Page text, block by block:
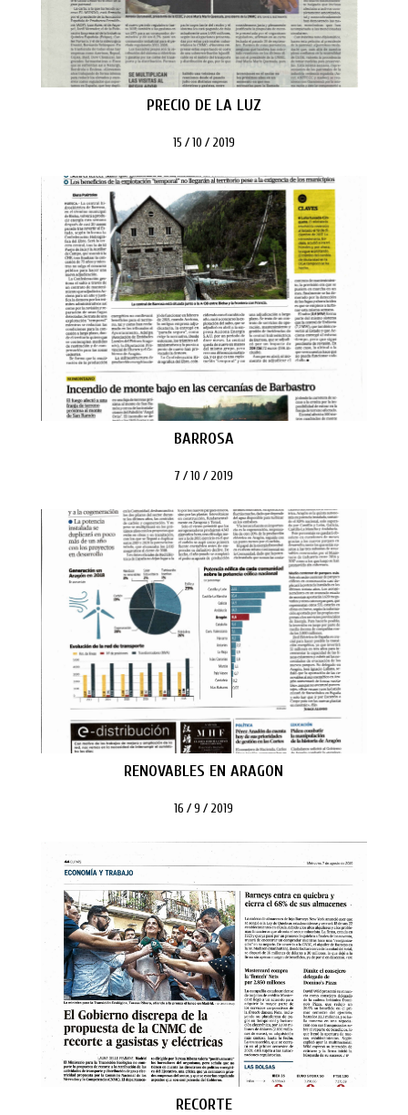
PRECIO DE LA LUZ
15 / 10 / 2019
BARROSA
7 / 10 / 2019
RENOVABLES EN ARAGON
16 / 9 / 2019
RECORTE